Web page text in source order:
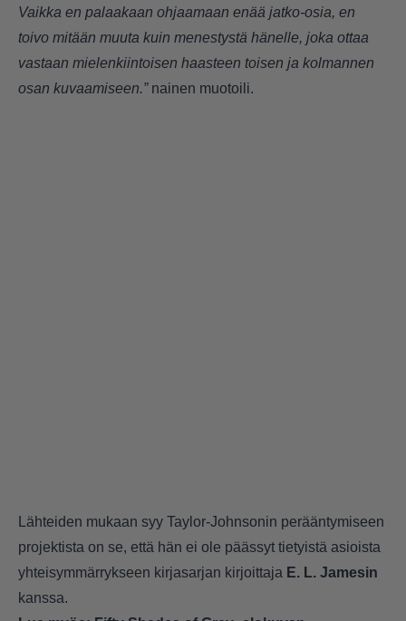
Vaikka en palaakaan ohjaamaan enää jatko-osia, en
toivo mitään muuta kuin menestystä hänelle, joka ottaa
vastaan mielenkiintoisen haasteen toisen ja kolmannen
osan kuvaamiseen.”nainen muotoili.
Lähteiden mukaan syy Taylor-Johnsonin perääntymiseen
projektista on se, että hän ei ole päässyt tietyistä asioista
yhteisymmärrykseen kirjasarjan kirjoittaja E. L. Jamesin
kanssa.